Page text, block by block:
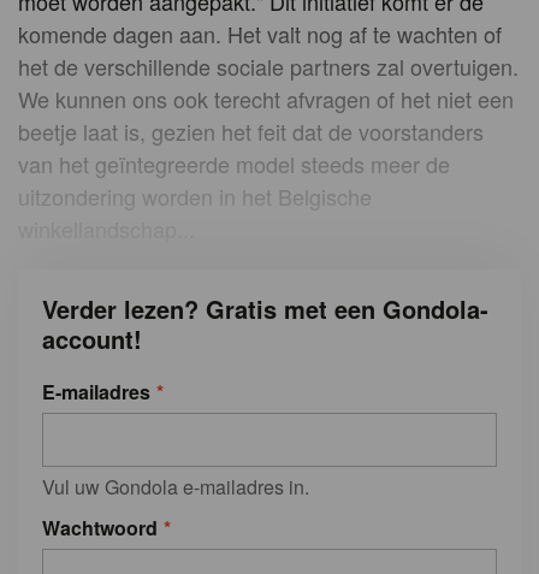
komende dagen aan. Het valt nog af te wachten of
het de verschillende sociale partners zal overtuigen.
We kunnen ons ook terecht afvragen of het niet een
beetje laat is, gezien het feit dat de voorstanders
van het geïntegreerde model steeds meer de
uitzondering worden in het Belgische
Verder lezen? Gratis met een Gondola-
account!
E-mailadres
Vul uw Gondola e-mailadres in.
Wachtwoord